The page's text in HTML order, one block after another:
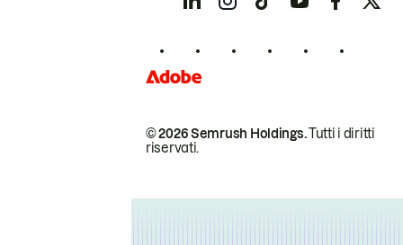
© 2026 Semrush Holdings.Tutti i diritti
riservati.